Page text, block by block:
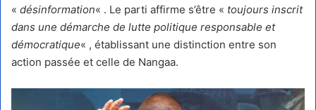
« désinformation« . Le parti affirme s’être « toujours inscrit
dans une démarche de lutte politique responsable et
démocratique« , établissant une distinction entre son
action passée et celle de Nangaa.